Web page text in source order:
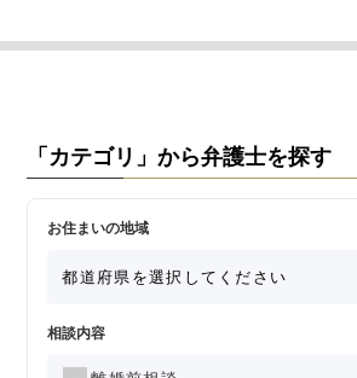
「カテゴリ」から弁護士を探す
お住まいの地域
相談内容